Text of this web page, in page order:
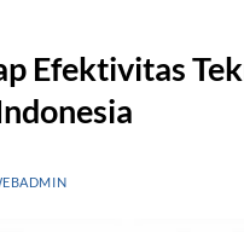
Efektivitas